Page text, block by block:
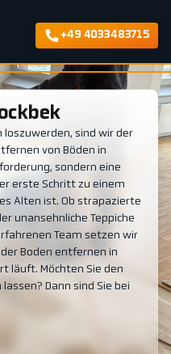
+49 4033483715
loszuwerden, sind wir der
von Böden in
sondern eine
erste Schritt zu einem
Alten ist. Ob strapazierte
unansehnliche Teppiche
Team setzen wir
Boden entfernen in
läuft. Möchten Sie den
Dann sind Sie bei